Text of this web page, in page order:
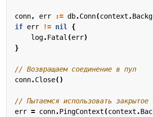
conn, err := db.Conn(context .
if err != nil
{
log.Fatal (err)
}
// Возвращаем соединение в пул
conn.Close()
// Пытаемся использовать закрытое
err = conn.PingContext(context .